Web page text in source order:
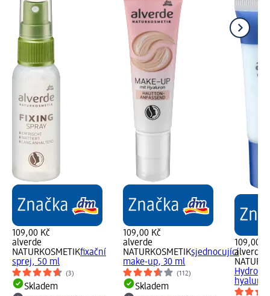
109,00 Kč
alverde
NATURKOSMETIKfixační
sprej, 50 ml
(3)
Skladem
109,00 Kč
alverde
NATURKOSMETIKsjednocující
make-up, 30 ml
(112)
Skladem
109,00
alverde
Hydro s